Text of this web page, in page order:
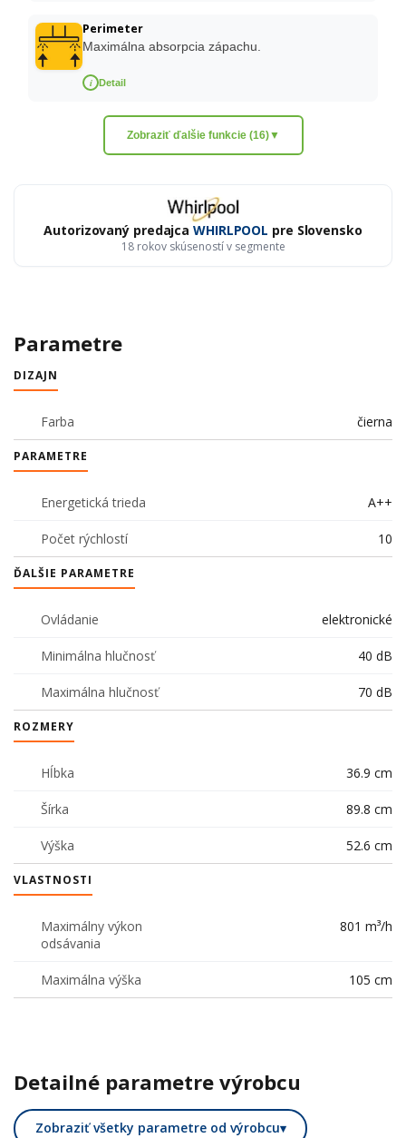
Perimeter
Maximálna absorpcia zápachu.
i Detail
Zobraziť ďalšie funkcie (16)▼
Autorizovaný predajcaWHIRLPOOL pre Slovensko
18 rokov skúseností v segmente
Parametre
DIZAJN
Farba čierna
PARAMETRE
Energetická trieda A++
Počet rýchlostí 10
ĎALŠIE PARAMETRE
Ovládanie elektronické
Minimálna hlučnosť 40 dB
Maximálna hlučnosť 70 dB
ROZMERY
Hĺbka 36.9 cm
Šírka 89.8 cm
Výška 52.6 cm
VLASTNOSTI
Maximálny výkon
odsávania
801 m³/h
Maximálna výška 105 cm
Detailné parametre výrobcu
Zobraziť všetky parametre od výrobcu▾